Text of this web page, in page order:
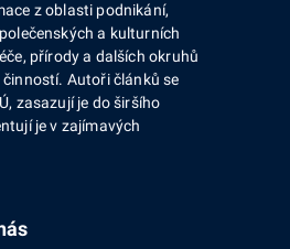
z oblasti podnikání,
a kulturních
přírody a dalších okruhů
činností. Autoři článků se
zasazují je do širšího
je v zajímavých